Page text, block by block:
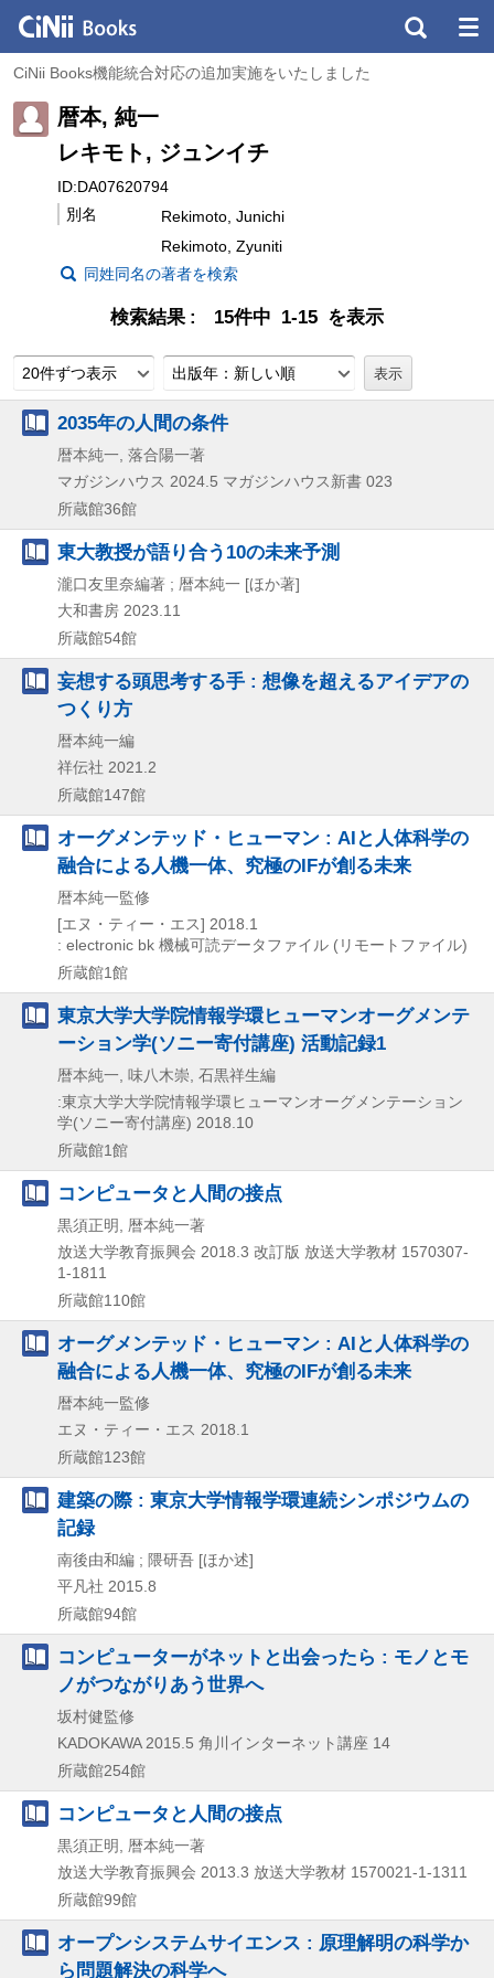
CiNii Books機能統合対応の追加実施をいたしました
暦本, 純一
レキモト, ジュンイチ
ID:DA07620794
別名
Rekimoto, Junichi
Rekimoto, Zyuniti
同姓同名の著者を検索
検索結果 15件中 1-15 を表示
20件ずつ表示 出版年：新しい順
2035年の人間の条件
暦本純一, 落合陽一著
マガジンハウス 2024.5 マガジンハウス新書 023
所蔵館36館
東大教授が語り合う10の未来予測
瀧口友里奈編著 ; 暦本純一 [ほか著]
大和書房 2023.11
所蔵館54館
妄想する頭思考する手 : 想像を超えるアイデアの
つくり方
暦本純一編
祥伝社 2021.2
所蔵館147館
オーグメンテッド・ヒューマン : AIと人体科学の
融合による人機一体、究極のIFが創る未来
暦本純一監修
[エヌ・ティー・エス] 2018.1
: electronic bk 機械可読データファイル (リモートファイル)
所蔵館1館
東京大学大学院情報学環ヒューマンオーグメンテ
ーション学(ソニー寄付講座) 活動記録1
暦本純一, 味八木崇, 石黒祥生編
:東京大学大学院情報学環ヒューマンオーグメンテーション
学(ソニー寄付講座) 2018.10
所蔵館1館
コンピュータと人間の接点
黒須正明, 暦本純一著
放送大学教育振興会 2018.3 改訂版 放送大学教材 1570307-
1-1811
所蔵館110館
オーグメンテッド・ヒューマン : AIと人体科学の
融合による人機一体、究極のIFが創る未来
暦本純一監修
エヌ・ティー・エス 2018.1
所蔵館123館
建築の際 : 東京大学情報学環連続シンポジウムの
記録
南後由和編 ; 隈研吾 [ほか述]
平凡社 2015.8
所蔵館94館
コンピューターがネットと出会ったら : モノとモ
ノがつながりあう世界へ
坂村健監修
KADOKAWA 2015.5 角川インターネット講座 14
所蔵館254館
コンピュータと人間の接点
黒須正明, 暦本純一著
放送大学教育振興会 2013.3 放送大学教材 1570021-1-1311
所蔵館99館
オープンシステムサイエンス : 原理解明の科学か
ら問題解決の科学へ